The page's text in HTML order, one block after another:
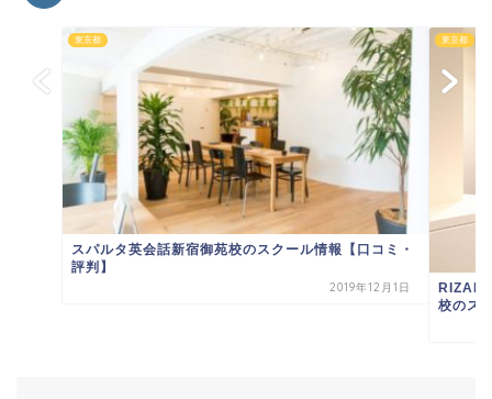
東京都
スパルタ英会話新宿御苑校のスクール情報【口コミ・
評判】
2019年12月1日
東京都
RIZAP
校のス